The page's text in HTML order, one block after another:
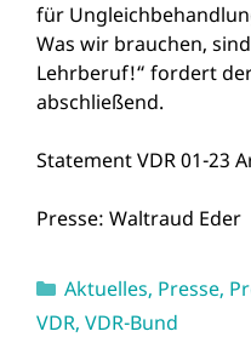
für
Was wir brauchen,
Lehrberuf!“ fordert
abschließend.
Statement VDR 01-23
Presse: Waltraud Eder
Kategorien
Aktuelles, Presse,
VDR, VDR-Bund